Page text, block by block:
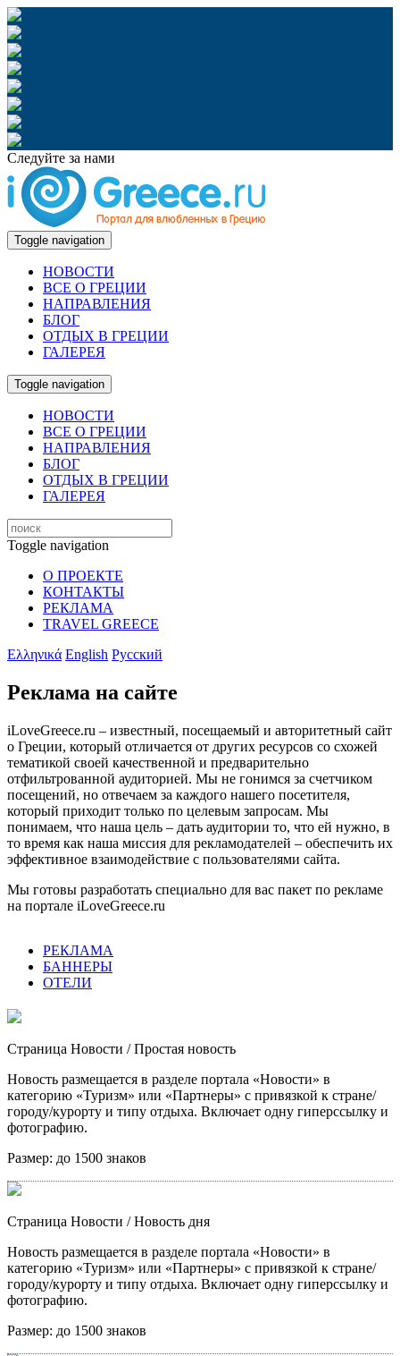
Следуйте за нами
Toggle navigation
НОВОСТИ
ВСЕ О ГРЕЦИИ
НАПРАВЛЕНИЯ
БЛОГ
ОТДЫХ В ГРЕЦИИ
ГАЛЕРЕЯ
Toggle navigation
НОВОСТИ
ВСЕ О ГРЕЦИИ
НАПРАВЛЕНИЯ
БЛОГ
ОТДЫХ В ГРЕЦИИ
ГАЛЕРЕЯ
Toggle navigation
О ПРОЕКТЕ
КОНТАКТЫ
РЕКЛАМА
TRAVEL GREECE
Ελληνικά English Русский
Реклама на сайте
iLoveGreece.ru – известный, посещаемый и авторитетный сайт
о Греции, который отличается от других ресурсов со схожей
тематикой своей качественной и предварительно
отфильтрованной аудиторией. Мы не гонимся за счетчиком
посещений, но отвечаем за каждого нашего посетителя,
который приходит только по целевым запросам. Мы
понимаем, что наша цель – дать аудитории то, что ей нужно, в
то время как наша миссия для рекламодателей – обеспечить их
эффективное взаимодействие с пользователями сайта.
Мы готовы разработать специально для вас пакет по рекламе
на портале iLoveGreece.ru
РЕКЛАМА
БАННЕРЫ
ОТЕЛИ
Страница Новости / Простая новость
Новость размещается в разделе портала «Новости» в
категорию «Туризм» или «Партнеры» с привязкой к стране/
городу/курорту и типу отдыха. Включает одну гиперссылку и
фотографию.
Размер: до 1500 знаков
Страница Новости / Новость дня
Новость размещается в разделе портала «Новости» в
категорию «Туризм» или «Партнеры» с привязкой к стране/
городу/курорту и типу отдыха. Включает одну гиперссылку и
фотографию.
Размер: до 1500 знаков